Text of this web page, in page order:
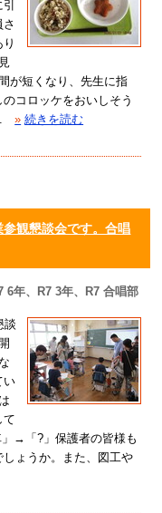
が短くなり、先生に指
コロッケをおいしそう
» 続きを読む
観懇談会です。合唱
6年、R7 3年、R7 合唱部
談
い
て
→「?」保護者の皆様も
ょうか。また、図工や